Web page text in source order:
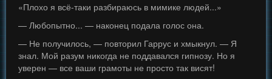
«Плохо я всё-таки разбираюсь в мимике людей...»
— Любопытно... — наконец подала голос она.
— Не получилось, — повторил Гаррус и хмыкнул. — Я
знал. Мой разум никогда не поддавался гипнозу. Но я
уверен — все ваши грамоты не просто так висят!